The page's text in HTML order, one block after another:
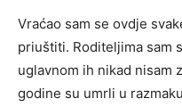
Vraćao sam se ovdje
priuštiti. Roditeljima sam
uglavnom ih nikad nisam
godine su umrli u